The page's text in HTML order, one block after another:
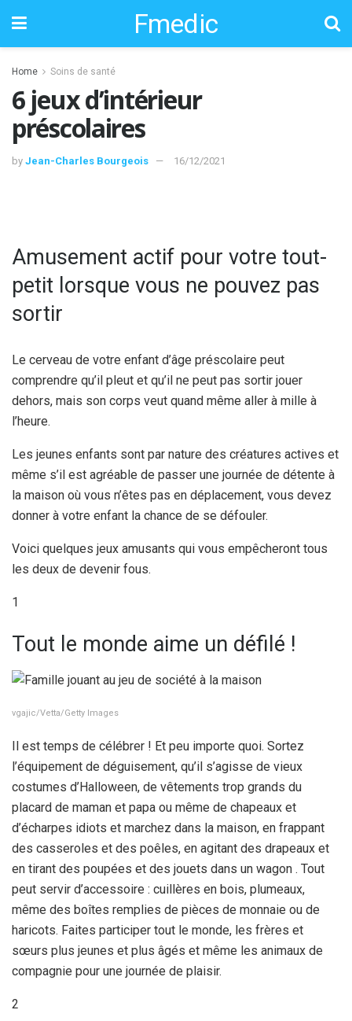
Fmedic
Home Soins de santé
6 jeux d’intérieur
préscolaires
by Jean-Charles Bourgeois 16/12/2021
Amusement actif pour votre tout-
petit lorsque vous ne pouvez pas
sortir
Le cerveau de votre enfant d’âge préscolaire peut
comprendre qu’il pleut et qu’il ne peut pas sortir jouer
dehors, mais son corps veut quand même aller à mille à
l’heure.
Les jeunes enfants sont par nature des créatures actives et
même s’il est agréable de passer une journée de détente à
la maison où vous n’êtes pas en déplacement, vous devez
donner à votre enfant la chance de se défouler.
Voici quelques jeux amusants qui vous empêcheront tous
les deux de devenir fous.
1
Tout le monde aime un défilé !
vgajic/Vetta/Getty Images
Il est temps de célébrer ! Et peu importe quoi. Sortez
l’équipement de déguisement, qu’il s’agisse de vieux
costumes d’Halloween, de vêtements trop grands du
placard de maman et papa ou même de chapeaux et
d’écharpes idiots et marchez dans la maison, en frappant
des casseroles et des poêles, en agitant des drapeaux et
en tirant des poupées et des jouets dans un wagon . Tout
peut servir d’accessoire : cuillères en bois, plumeaux,
même des boîtes remplies de pièces de monnaie ou de
haricots. Faites participer tout le monde, les frères et
sœurs plus jeunes et plus âgés et même les animaux de
compagnie pour une journée de plaisir.
2